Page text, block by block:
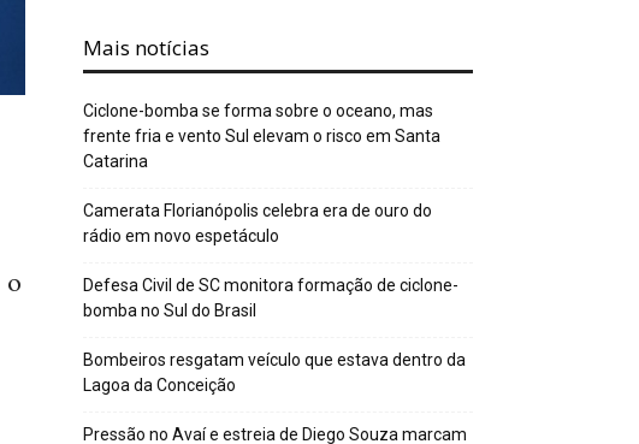
Mais notícias
Ciclone-bomba se forma sobre o oceano, mas
frente fria e vento Sul elevam o risco em Santa
Catarina
Camerata Florianópolis celebra era de ouro do
rádio em novo espetáculo
Defesa Civil de SC monitora formação de ciclone-
bomba no Sul do Brasil
Bombeiros resgatam veículo que estava dentro da
Lagoa da Conceição
Pressão no Avaí e estreia de Diego Souza marcam